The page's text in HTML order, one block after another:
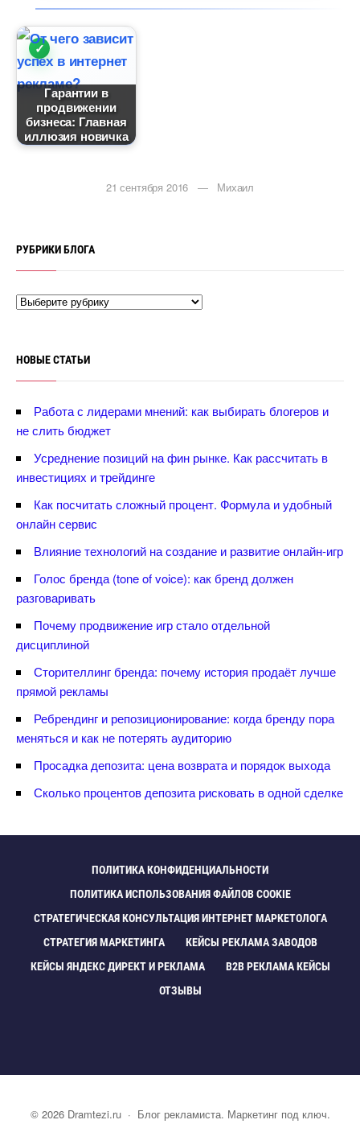
Гарантии
продвижении
изнеса: Главная
иллюзия новичка
21 сентября 2016 — Михаил
РУБРИКИ БЛОГА
НОВЫЕ СТАТЬИ
Работа с лидерами мнений: как выбирать блогеров и
не слить бюджет
Усреднение позиций на фин рынке. Как рассчитать
инвестициях и трейдинге
Как посчитать сложный процент. Формула и удобный
онлайн сервис
лияние технологий на создание и развитие онлайн-игр
Голос бренда (tone of voice): как бренд должен
разговаривать
Почему продвижение игр стало отдельной
дисциплиной
Сторителлинг бренда: почему история продаёт лучше
прямой рекламы
Ребрендинг и репозиционирование: когда бренду пора
меняться и как не потерять аудиторию
Просадка депозита: цена возврата и порядок выхода
Сколько процентов депозита рисковать в одной сделке
ПОЛИТИКА КОНФИДЕНЦИАЛЬНОСТИ
ПОЛИТИКА ИСПОЛЬЗОВАНИЯ ФАЙЛОВ COOKIE
СТРАТЕГИЧЕСКАЯ КОНСУЛЬТАЦИЯ ИНТЕРНЕТ МАРКЕТОЛОГА
СТРАТЕГИЯ МАРКЕТИНГА
КЕЙСЫ РЕКЛАМА ЗАВОДО
КЕЙСЫ ЯНДЕКС ДИРЕКТ И РЕКЛАМА
B2B РЕКЛАМА КЕЙСЫ
ОТЗЫВЫ
© 2026 Dramtezi.ru· Блог рекламиста. Маркетинг под ключ.